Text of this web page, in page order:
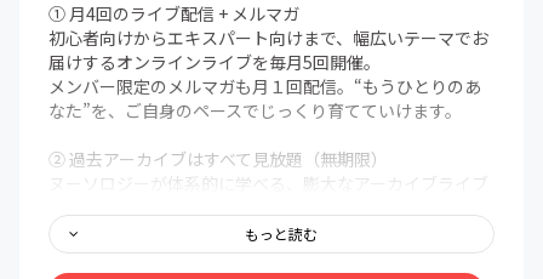
① 月4回のライブ配信 + メルマガ
初心者向けからエキスパート向けまで、幅広いテーマでお
届けするオンラインライブを毎月5回開催。
メンバー限定のメルマガも月１回配信。“もうひとりのあ
なた”を、ご自身のペースでじっくり育てていけます。
② 過去アーカイブはすべて見放題（無期限）
ヌーソロジーが体系的に学べる、膨大なアーカイブライブ
も、どこでも、自分の好きなタイミングでアクセスできま
す。
もっと読む